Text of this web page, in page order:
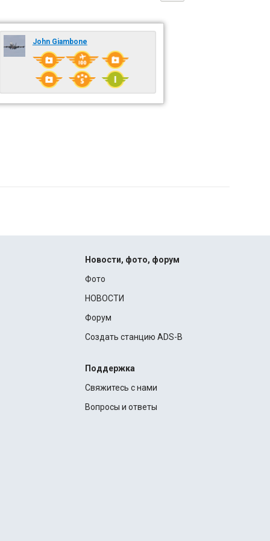
John Giambone
Новости, фото, форум
Фото
НОВОСТИ
Форум
Создать станцию ADS-B
Поддержка
Свяжитесь с нами
Вопросы и ответы